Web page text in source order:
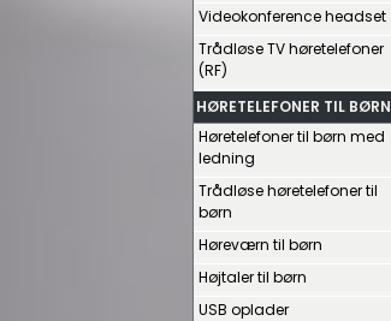
Videokonference headset
Trådløse TV høretelefoner
(RF)
HØRETELEFONER TIL BØRN
Høretelefoner til børn med
ledning
Trådløse høretelefoner til
børn
Høreværn til børn
Højtaler til børn
USB oplader